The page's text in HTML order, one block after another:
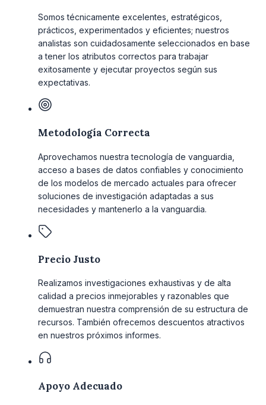
Somos técnicamente excelentes, estratégicos,
prácticos, experimentados y eficientes; nuestros
analistas son cuidadosamente seleccionados en base
a tener los atributos correctos para trabajar
exitosamente y ejecutar proyectos según sus
expectativas.
Metodología Correcta
Aprovechamos nuestra tecnología de vanguardia,
acceso a bases de datos confiables y conocimiento
de los modelos de mercado actuales para ofrecer
soluciones de investigación adaptadas a sus
necesidades y mantenerlo a la vanguardia.
Precio Justo
Realizamos investigaciones exhaustivas y de alta
calidad a precios inmejorables y razonables que
demuestran nuestra comprensión de su estructura de
recursos. También ofrecemos descuentos atractivos
en nuestros próximos informes.
Apoyo Adecuado